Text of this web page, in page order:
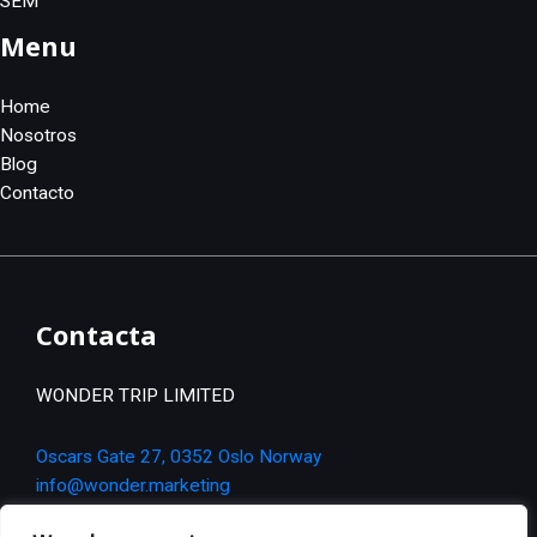
Menu
Home
Nosotros
Blog
Contacto
Contacta
WONDER TRIP LIMITED
Oscars Gate 27, 0352 Oslo Norway
info@wonder.marketing